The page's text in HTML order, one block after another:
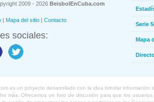
2009 - 2026 BeisbolEnCuba.com
| Mapa del sitio | Contacto
sociales:
Serie
Mapa
es un proyecto desarrollado con la idea brindar
más. Ofrecemos un foro de discusión para que los